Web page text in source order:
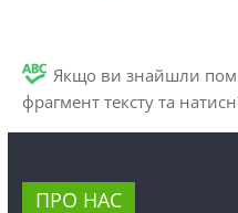
Якщо ви знайшли
фрагмент тексту та
ПРО НАС